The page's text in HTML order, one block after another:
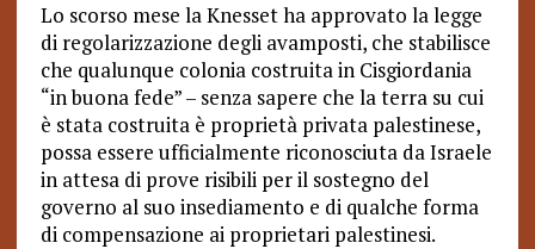
Lo scorso mese la Knesset ha approvato la legge
di regolarizzazione degli avamposti, che stabilisce
che qualunque colonia costruita in Cisgiordania
“in buona fede” – senza sapere che la terra su cui
è stata costruita è proprietà privata palestinese,
possa essere ufficialmente riconosciuta da Israele
in attesa di prove risibili per il sostegno del
governo al suo insediamento e di qualche forma
di compensazione ai proprietari palestinesi.